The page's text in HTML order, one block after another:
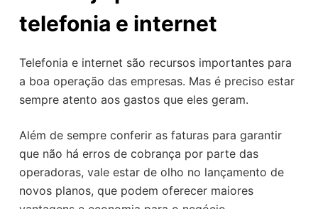
telefonia e internet
Telefonia e internet são recursos importantes para
a boa operação das empresas. Mas é preciso estar
sempre atento aos gastos que eles geram.
Além de sempre conferir as faturas para garantir
que não há erros de cobrança por parte das
operadoras, vale estar de olho no lançamento de
novos planos, que podem oferecer maiores